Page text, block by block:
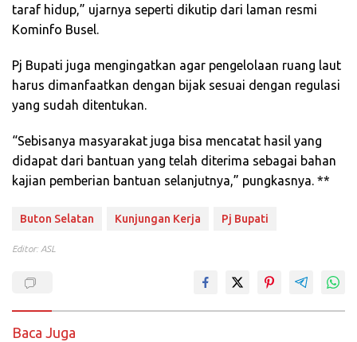
taraf hidup,” ujarnya seperti dikutip dari laman resmi
Kominfo Busel.
Pj Bupati juga mengingatkan agar pengelolaan ruang laut
harus dimanfaatkan dengan bijak sesuai dengan regulasi
yang sudah ditentukan.
“Sebisanya masyarakat juga bisa mencatat hasil yang
didapat dari bantuan yang telah diterima sebagai bahan
kajian pemberian bantuan selanjutnya,” pungkasnya. **
Buton Selatan Kunjungan Kerja Pj Bupati
Editor: ASL
Baca Juga